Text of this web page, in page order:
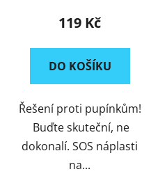
119 Kč
DO KOŠÍKU
Řešení proti pupínkům!
Buďte skuteční, ne
dokonalí. SOS náplasti
na...